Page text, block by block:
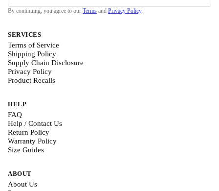
By continuing, you agree to our Terms and Privacy Policy.
SERVICES
Terms of Service
Shipping Policy
Supply Chain Disclosure
Privacy Policy
Product Recalls
HELP
FAQ
Help / Contact Us
Return Policy
Warranty Policy
Size Guides
ABOUT
About Us